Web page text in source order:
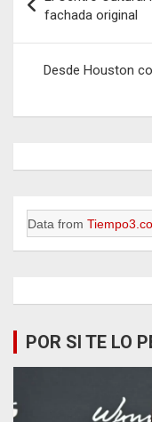
de
entradas
fachada original
Desde Houston
Data from
POR SI TE LO